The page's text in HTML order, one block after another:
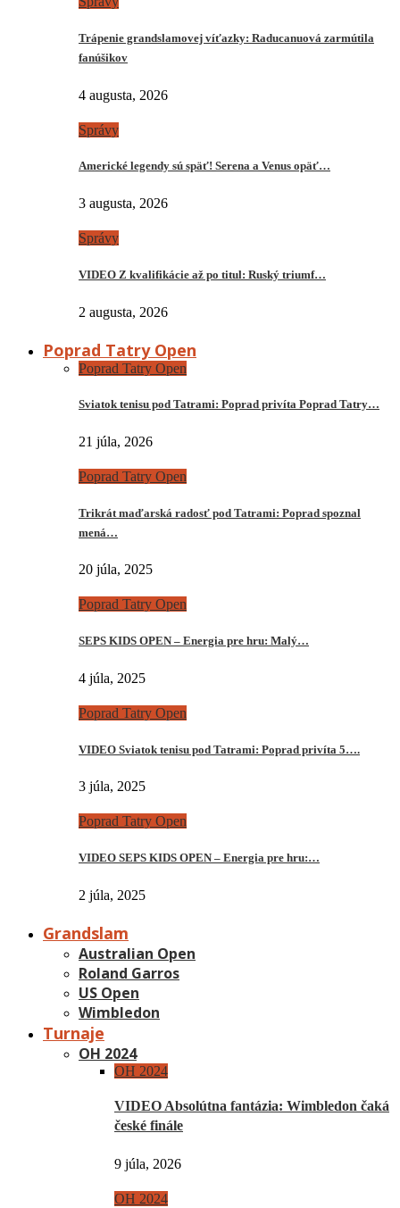
Trápenie grandslamovej víťazky: Raducanuová zarmútila
fanúšikov
4 augusta, 2026
Správy
Americké legendy sú späť! Serena a Venus opäť…
3 augusta, 2026
Správy
VIDEO Z kvalifikácie až po titul: Ruský triumf…
2 augusta, 2026
Poprad Tatry Open
Poprad Tatry Open
Sviatok tenisu pod Tatrami: Poprad privíta Poprad Tatry…
21 júla, 2026
Poprad Tatry Open
Trikrát maďarská radosť pod Tatrami: Poprad spoznal
mená…
20 júla, 2025
Poprad Tatry Open
SEPS KIDS OPEN – Energia pre hru: Malý…
4 júla, 2025
Poprad Tatry Open
VIDEO Sviatok tenisu pod Tatrami: Poprad privíta 5….
3 júla, 2025
Poprad Tatry Open
VIDEO SEPS KIDS OPEN – Energia pre hru:…
2 júla, 2025
Grandslam
Australian Open
Roland Garros
US Open
Wimbledon
Turnaje
OH 2024
OH 2024
VIDEO Absolútna fantázia: Wimbledon čaká
české finále
9 júla, 2026
OH 2024